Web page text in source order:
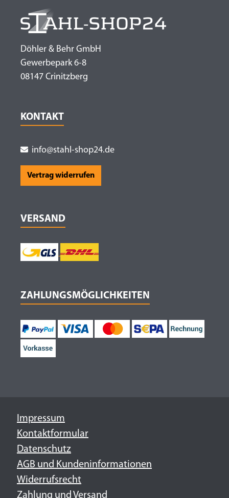
Döhler & Behr GmbH
Gewerbepark 6-8
08147 Crinitzberg
KONTAKT
info@stahl-shop24.de
Vertrag widerrufen
VERSAND
ZAHLUNGSMÖGLICHKEITEN
Impressum
Kontaktformular
Datenschutz
AGB und Kundeninformationen
Widerrufsrecht
Zahlung und Versand